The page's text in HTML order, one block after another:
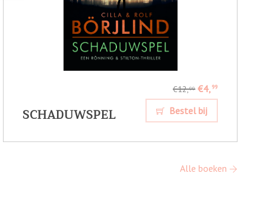
SCHADUWSPEL
€12,99 €4,99
Bestel bij
Alle boeken